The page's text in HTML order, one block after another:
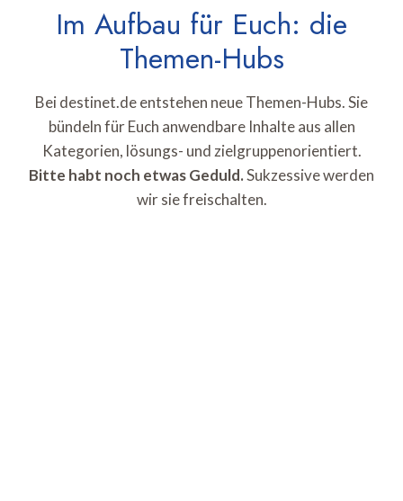
Im Aufbau für Euch: die
Themen-Hubs
Bei destinet.de entstehen neue Themen-Hubs. Sie
bündeln für Euch anwendbare Inhalte aus allen
Kategorien, lösungs- und zielgruppenorientiert.
Bitte habt noch etwas Geduld.Sukzessive werden
wir sie freischalten.